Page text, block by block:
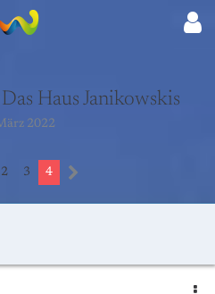
Haus Janikowskis
2022
2 3 4